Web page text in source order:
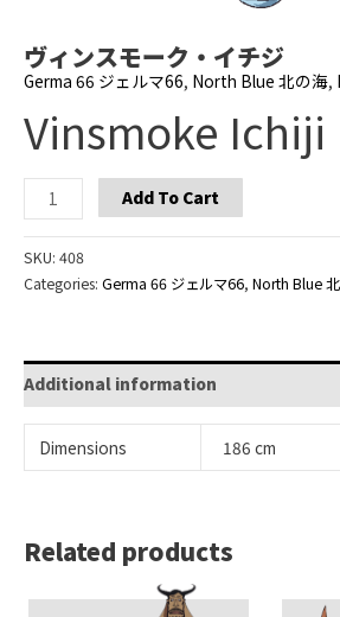
ヴィンスモーク・イチジ
Germa 66 ジェルマ66, North Blue 北の海,
Vinsmoke Ichiji
Vinsmoke
Ichiji
quantity
Add To Cart
SKU: 408
Categories: Germa 66 ジェルマ66, North Blue
Additional information
Dimensions 186 cm
Related products
Add To Cart Add